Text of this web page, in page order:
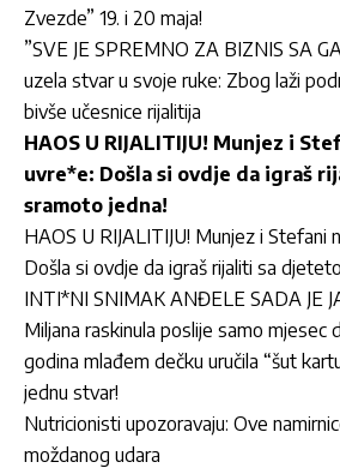
Zvezde” 19. i 20 maja!
”SVE JE SPREMNO ZA BIZNIS SA
uzela stvar u svoje ruke: Zbog laži
bivše učesnice rijalitija
HAOS U RIJALITIJU! Munjez i
uvre*e: Došla si ovdje da igraš
sramoto jedna!
HAOS U RIJALITIJU! Munjez i Stefani
Došla si ovdje da igraš rijaliti sa
INTI*NI SNIMAK ANĐELE SADA JE
Miljana raskinula poslije samo mjesec
godina mlađem dečku uručila “šut
jednu stvar!
Nutricionisti upozoravaju: Ove
moždanog udara